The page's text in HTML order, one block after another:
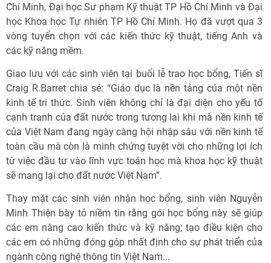
Chí Minh, Đại học Sư phạm Kỹ thuật TP Hồ Chí Minh và Đại
học Khoa học Tự nhiên TP Hồ Chí Minh. Họ đã vượt qua 3
vòng tuyển chọn với các kiến thức kỹ thuật, tiếng Anh và
các kỹ năng mềm.
Giao lưu với các sinh viên tại buổi lễ trao học bổng, Tiến sĩ
Craig R.Barret chia sẻ: “Giáo dục là nền tảng của một nền
kinh tế tri thức. Sinh viên không chỉ là đại diện cho yếu tố
cạnh tranh của đất nước trong tương lai khi mà nền kinh tế
của Việt Nam đang ngày càng hội nhập sâu với nền kinh tế
toàn cầu mà còn là minh chứng tuyệt vời cho những lợi ích
từ việc đầu tư vào lĩnh vực toán học mà khoa học kỹ thuật
sẽ mang lại cho đất nước Việt Nam”.
Thay mặt các sinh viên nhận học bổng, sinh viên Nguyễn
Minh Thiện bày tỏ niềm tin rằng gói học bổng này sẽ giúp
các em nâng cao kiến thức và kỹ năng; tạo điều kiện cho
các em có những đóng góp nhất định cho sự phát triển của
ngành công nghệ thông tin Việt Nam...